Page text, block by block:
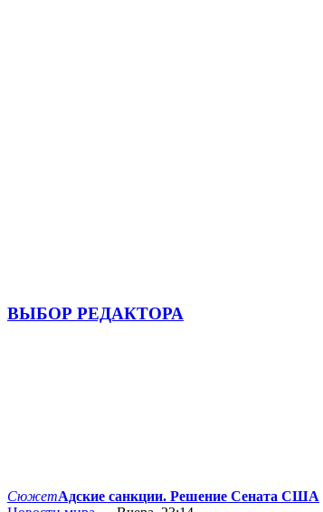
ВЫБОР РЕДАКТОРА
СюжетАдские санкции. Решение Сената США